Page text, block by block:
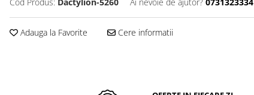
Adauga la Favorite Cere informatii